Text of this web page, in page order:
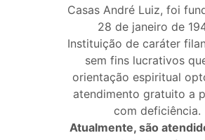
Casas André Luiz, foi
28 de janeiro de
Instituição de caráter
sem fins lucrativos
orientação espiritual
atendimento gratuito a
com deficiência.
Atualmente, são